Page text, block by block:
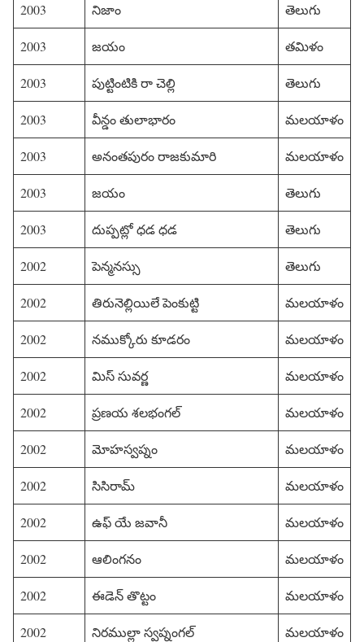
2003 నిజాం తెలుగు
2003 జయం తమిళం
2003 పుట్టింటికి రా చెల్లి తెలుగు
2003 వీన్డం తులాభారం మలయాళం
2003 అనంతపురం రాజకుమారి మలయాళం
2003 జయం తెలుగు
2003 దుప్పట్లో ధడ ధడ తెలుగు
2002 పెన్మనస్సు తెలుగు
2002 తిరునెల్లియిలే పెంకుట్టి మలయాళం
2002 నముక్కోరు కూడరం మలయాళం
2002 మిస్ సువర్ణ మలయాళం
2002 ప్రణయ శలభంగల్ మలయాళం
2002 మోహస్వప్నం మలయాళం
2002 సిసిరామ్ మలయాళం
2002 ఉఫ్ యే జవానీ మలయాళం
2002 ఆలింగనం మలయాళం
2002 ఈడెన్ తొట్టం మలయాళం
2002 నిరముల్లా స్వప్నంగల్ మలయాళం